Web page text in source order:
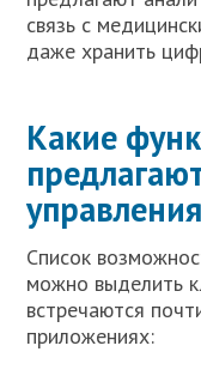
связь с
даже хранить
Какие
Список
можно выделить
встречаются
приложениях: